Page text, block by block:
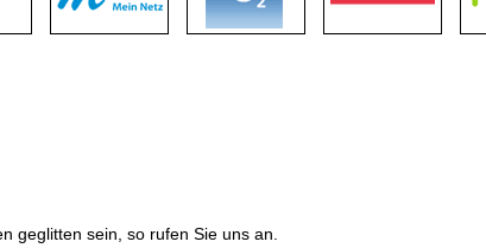
geglitten sein, so rufen Sie uns an.